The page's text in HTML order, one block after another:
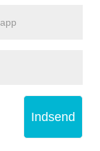
Indsend